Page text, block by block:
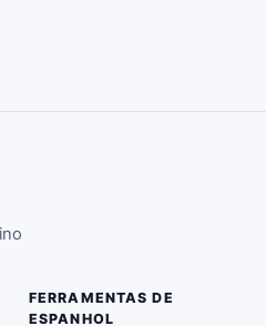
FERRAMENTAS DE
ESPANHOL